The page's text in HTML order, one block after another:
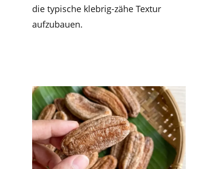
die typische klebrig-zähe Textur
aufzubauen.